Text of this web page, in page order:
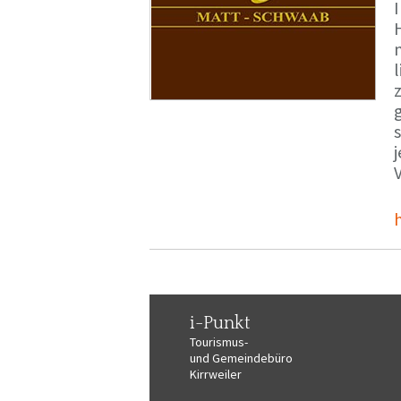
i-Punkt
Tourismus-
und Gemeindebüro
Kirrweiler